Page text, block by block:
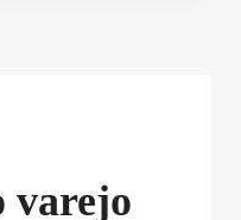
varejo